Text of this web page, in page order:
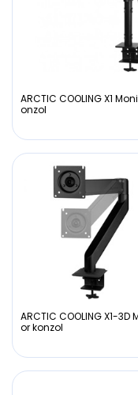
ARCTIC COOLING X1
onzol
ARCTIC COOLING X1-3D
or konzol